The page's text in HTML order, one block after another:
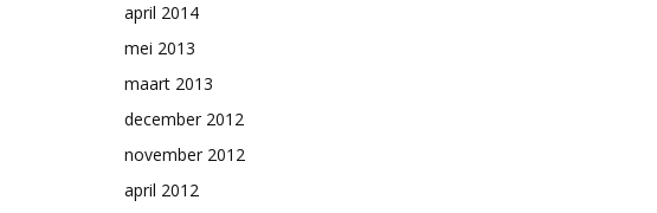
april 2014
mei 2013
maart 2013
december 2012
november 2012
april 2012